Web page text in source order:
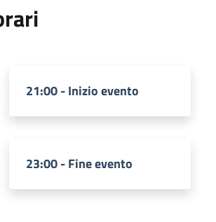
21:00 - Inizio evento
23:00 - Fine evento